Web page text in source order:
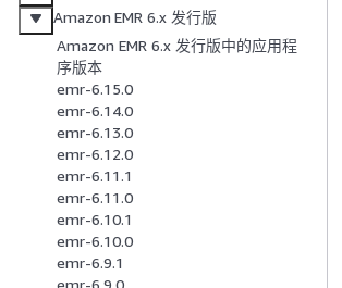
Amazon EMR 6.x 发行版
Amazon EMR 6.x 发行版中的应用程
序版本
emr-6.15.0
emr-6.14.0
emr-6.13.0
emr-6.12.0
emr-6.11.1
emr-6.11.0
emr-6.10.1
emr-6.10.0
emr-6.9.1